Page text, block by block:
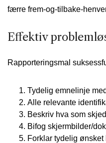
færre frem-og-tilbake-
Effektiv
Rapporteringsmal
Tydelig emnelinje
Alle relevante
Beskriv hva som
Bifog skjermbilder/
Forklar tydelig ønsket